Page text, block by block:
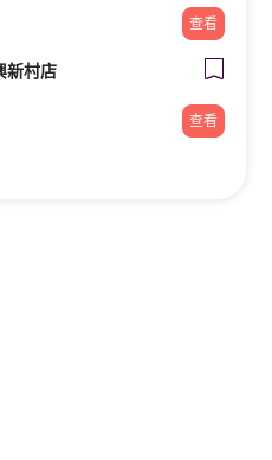
查看
新村店
查看